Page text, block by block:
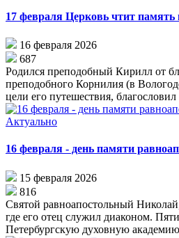
17 февраля Церковь чтит память
16 февраля 2026
687
Родился преподобный Кирилл от
преподобного Корнилия (в
цели его путешествия,
Актуально
16 февраля - день памяти
15 февраля 2026
816
Святой равноапостольный
где его отец служил диаконом.
Петербургскую духовную